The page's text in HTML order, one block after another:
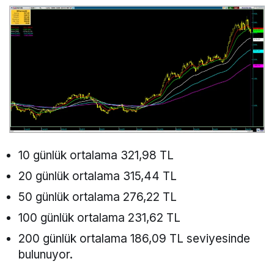
10 günlük ortalama 321,98 TL
20 günlük ortalama 315,44 TL
50 günlük ortalama 276,22 TL
100 günlük ortalama 231,62 TL
200 günlük ortalama 186,09 TL seviyesinde
bulunuyor.